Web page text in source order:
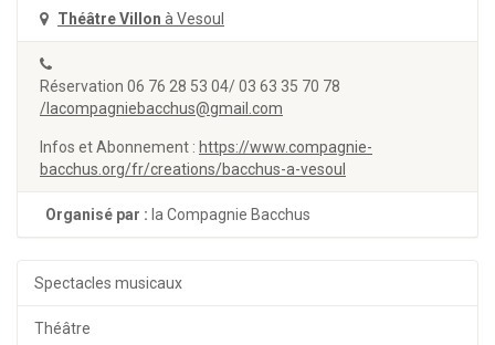
Théâtre Villon à Vesoul
Réservation 06 76 28 53 04/ 03 63 35 70 78
/lacompagniebacchus@gmail.com
Infos et Abonnement : https://www.compagnie-
bacchus.org/fr/creations/bacchus-a-vesoul
Organisé par : la Compagnie Bacchus
Spectacles musicaux
Théâtre